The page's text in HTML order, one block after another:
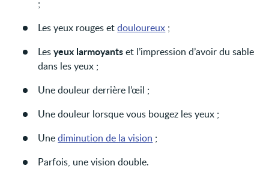
;
Les yeux rouges etdouloureux ;
Lesyeux larmoyantset l’impression d’avoir du sable
dans les yeux ;
Une douleur derrière l’œil ;
Une douleur lorsque vous bougez les yeux ;
Unediminution de la vision ;
Parfois, une vision double.